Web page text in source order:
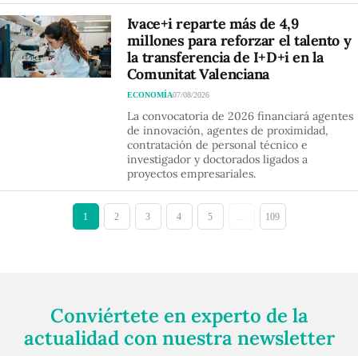
Ivace+i reparte más de 4,9
millones para reforzar el talento y
la transferencia de I+D+i en la
Comunitat Valenciana
ECONOMÍA07/08/2026
La convocatoria de 2026 financiará agentes
de innovación, agentes de proximidad,
contratación de personal técnico e
investigador y doctorados ligados a
proyectos empresariales.
1 2 3 4 5 109
Conviértete en experto de la
actualidad con nuestra newsletter